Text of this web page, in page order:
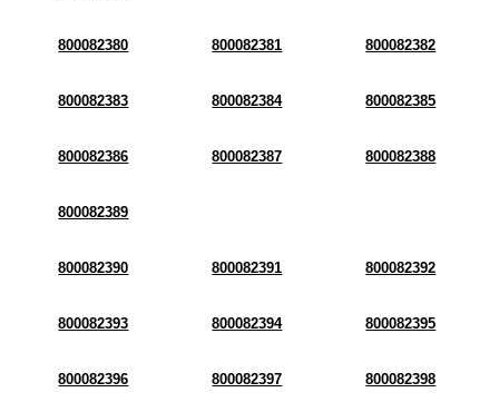
800082380 800082381 800082382
800082383 800082384 800082385
800082386 800082387 800082388
800082389
800082390 800082391 800082392
800082393 800082394 800082395
800082396 800082397 800082398